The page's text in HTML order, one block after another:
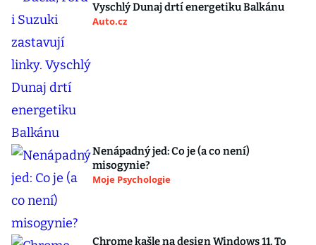
Vyschlý Dunaj drtí energetiku Balkánu
Auto.cz
Nenápadný jed: Co je (a co není)
misogynie?
Moje Psychologie
Chrome kašle na design Windows 11. To